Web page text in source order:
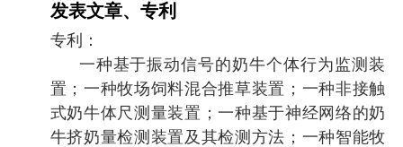
发表文章、专利
专利：
一种基于振动信号的奶牛个体行为监测装
置；一种牧场饲料混合推草装置；一种非接触
式奶牛体尺测量装置；一种基于神经网络的奶
牛挤奶量检测装置及其检测方法；一种智能牧